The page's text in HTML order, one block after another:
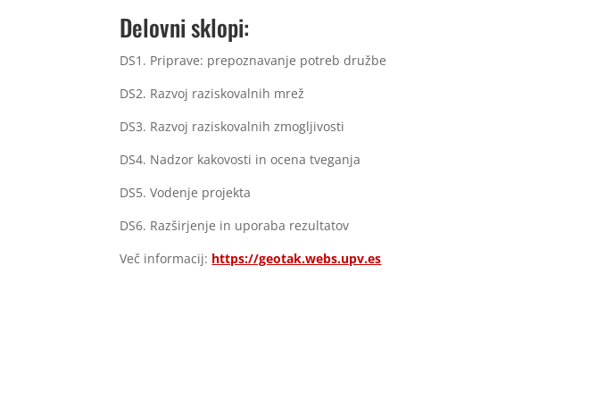
Delovni sklopi:
DS1. Priprave: prepoznavanje potreb družbe
DS2. Razvoj raziskovalnih mrež
DS3. Razvoj raziskovalnih zmogljivosti
DS4. Nadzor kakovosti in ocena tveganja
DS5. Vodenje projekta
DS6. Razširjenje in uporaba rezultatov
Več informacij: https://geotak.webs.upv.es